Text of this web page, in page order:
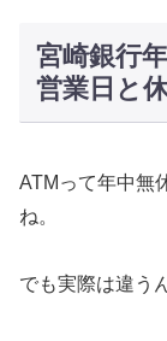
宮崎銀行
営業日と
ATMって年中無
ね。
でも実際は違う